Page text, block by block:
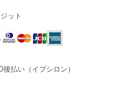
ット
後払い（イプシロン）